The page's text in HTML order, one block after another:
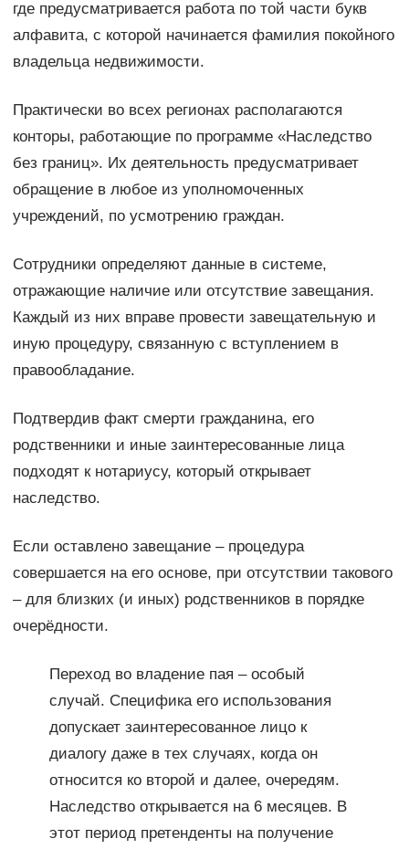
где предусматривается работа по той части букв
алфавита, с которой начинается фамилия покойного
владельца недвижимости.
Практически во всех регионах располагаются
конторы, работающие по программе «Наследство
без границ». Их деятельность предусматривает
обращение в любое из уполномоченных
учреждений, по усмотрению граждан.
Сотрудники определяют данные в системе,
отражающие наличие или отсутствие завещания.
Каждый из них вправе провести завещательную и
иную процедуру, связанную с вступлением в
правообладание.
Подтвердив факт смерти гражданина, его
родственники и иные заинтересованные лица
подходят к нотариусу, который открывает
наследство.
Если оставлено завещание – процедура
совершается на его основе, при отсутствии такового
– для близких (и иных) родственников в порядке
очерёдности.
Переход во владение пая – особый
случай. Специфика его использования
допускает заинтересованное лицо к
диалогу даже в тех случаях, когда он
относится ко второй и далее, очередям.
Наследство открывается на 6 месяцев. В
этот период претенденты на получение